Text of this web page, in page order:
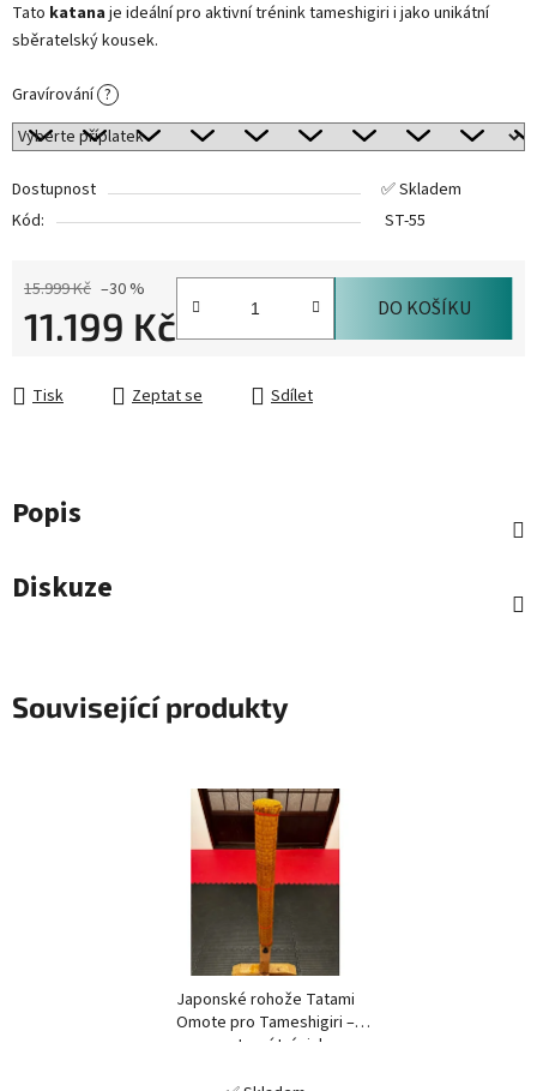
Tato katana je ideální pro aktivní trénink tameshigiri i jako unikátní
sběratelský kousek.
Gravírování ?
Dostupnost
✅ Skladem
Kód:
ST-55
15.999 Kč –30 %
11.199 Kč DO KOŠÍKU
Tisk Zeptat se Sdílet
Popis
Diskuze
Související produkty
Japonské rohože Tatami
Omote pro Tameshigiri –
sportovní trénink